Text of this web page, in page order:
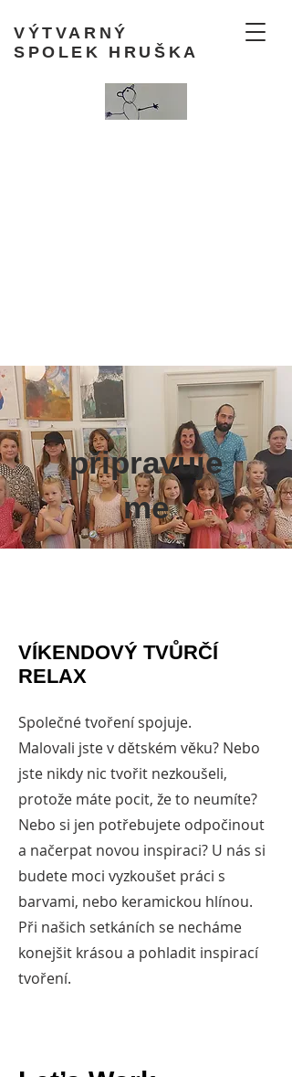
VÝTVARNÝ
SPOLEK HRUŠKA
připravuje
me
VÍKENDOVÝ TVŮRČÍ
RELAX
Společné tvoření spojuje.
Malovali jste v dětském věku? Nebo
jste nikdy nic tvořit nezkoušeli,
protože máte pocit, že to neumíte?
Nebo si jen potřebujete odpočinout
a načerpat novou inspiraci? U nás si
budete moci vyzkoušet práci s
barvami, nebo keramickou hlínou.
Při našich setkáních se necháme
konejšit krásou a pohladit inspirací
tvoření.